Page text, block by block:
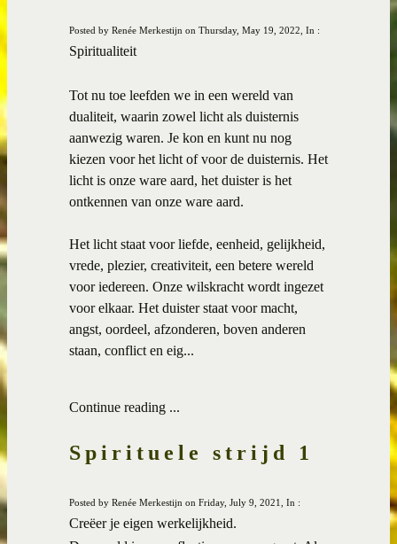
Posted by Renée Merkestijn on Thursday, May 19, 2022, In :
Spiritualiteit
Tot nu toe leefden we in een wereld van
dualiteit, waarin zowel licht als duisternis
aanwezig waren. Je kon en kunt nu nog
kiezen voor het licht of voor de duisternis. Het
licht is onze ware aard, het duister is het
ontkennen van onze ware aard.
Het licht staat voor liefde, eenheid, gelijkheid,
vrede, plezier, creativiteit, een betere wereld
voor iedereen. Onze wilskracht wordt ingezet
voor elkaar. Het duister staat voor macht,
angst, oordeel, afzonderen, boven anderen
staan, conflict en eig...
Continue reading ...
Spirituele strijd 1
Posted by Renée Merkestijn on Friday, July 9, 2021, In :
Creëer je eigen werkelijkheid.